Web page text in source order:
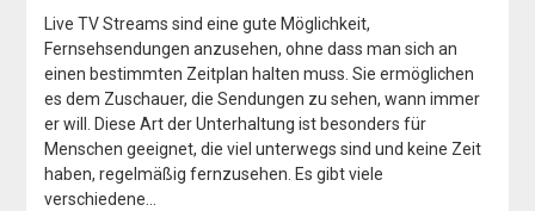
Live TV Streams sind eine gute Möglichkeit,
Fernsehsendungen anzusehen, ohne dass man sich an
einen bestimmten Zeitplan halten muss. Sie ermöglichen
es dem Zuschauer, die Sendungen zu sehen, wann immer
er will. Diese Art der Unterhaltung ist besonders für
Menschen geeignet, die viel unterwegs sind und keine Zeit
haben, regelmäßig fernzusehen. Es gibt viele
verschiedene…